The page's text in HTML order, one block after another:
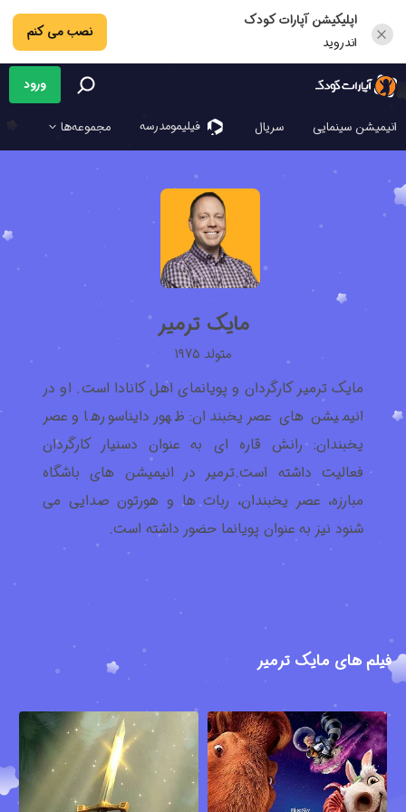
اپلیکیشن آپارات کودک
اندروید
نصب می کنم
انیمیشن سینمایی سریال فیلیمو‌مدرسه مجموعه‌ها
ورود
مایک ترمیر
متولد 1975
مایک ترمیر کارگردان و پویانمای اهل کانادا است. او در
انیمیشن های عصر یخبندان: ظهور دایناسورها و عصر
یخبندان: رانش قاره ای به عنوان دسنیار کارگردان
فعالیت داشته است.ترمیر در انیمیشن های باشگاه
مبارزه، عصر یخبندان، ربات ها و هورتون صدایی می
شنود نیز به عنوان پویانما حضور داشته است.
فیلم های مایک ترمیر